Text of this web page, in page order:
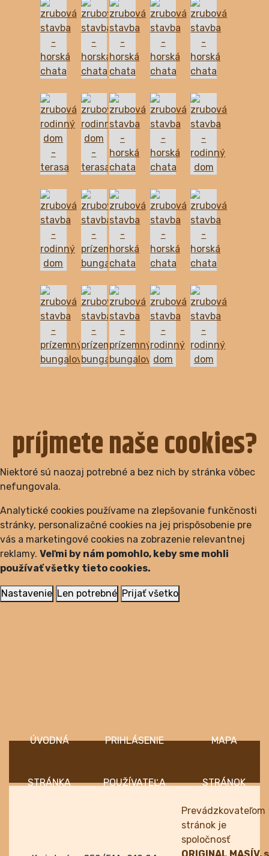
ÚVOD PRIHLÁSENIE MAPA
Prevádzkovateľom
stránok je
spoločnosť
príjmete naše cookies?
Niektoré sú naozaj potrebné a bez nich by stránka vôbec
nefungovala.
Analytické cookies používame na zlepšovanie funkčnosti
stránky, personalizačné cookies na jej prispôsobenie pre
vás a marketingové cookies na zobrazenie relevantnej
reklamy. Veľmi by nám pomohlo, keby sme mohli
používať všetky tieto cookies.
Nastavenie Len potrebné Prijať všetko